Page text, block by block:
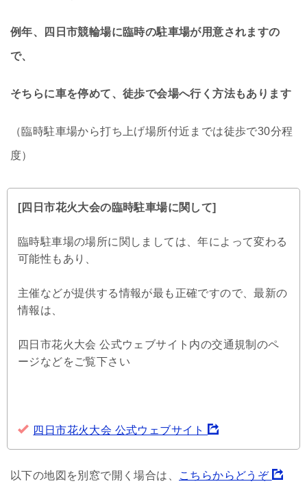
例年、四日市競輪場に臨時の駐車場が用意されますの
で、
そちらに車を停めて、徒歩で会場へ行く方法もあります
（臨時駐車場から打ち上げ場所付近までは徒歩で30分程
度）
[四日市花火大会の臨時駐車場に関して]
臨時駐車場の場所に関しましては、年によって変わる
可能性もあり、
主催などが提供する情報が最も正確ですので、最新の
情報は、
四日市花火大会 公式ウェブサイト内の交通規制のペ
ージなどをご覧下さい
四日市花火大会 公式ウェブサイト
以下の地図を別窓で開く場合は、 こちらからどうぞ